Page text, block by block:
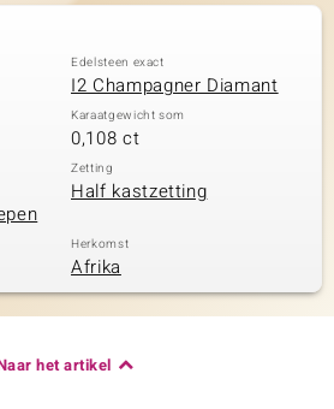
Edelsteen exact
I2 Champagner Diamant
Karaatgewicht som
0,108 ct
Zetting
Half kastzetting
Herkomst
Afrika
het artikel